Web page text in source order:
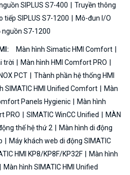
SIPLUS S7-400
Truyền thông
tiếp SIPLUS S7-1200
Mô-đun I/O
nguồn S7-1200
Màn hình Simatic HMI Comfort
trời
Màn hình HMI Comfort PRO
PCT
Thành phần hệ thống HMI
SIMATIC HMI Unified Comfort
Màn
Panels Hygienic
Màn hình
PRO
SIMATIC WinCC Unified
MÀN
thế hệ thứ 2
Màn hình di động
Máy khách web di động SIMATIC
HMI KP8/KP8F/KP32F
Màn hình
Màn hình SIMATIC HMI Unified